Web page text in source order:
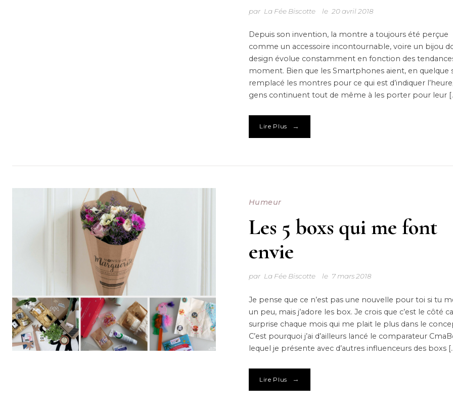
par La Fée Biscotte le 20 avril 2018
Depuis son invention, la montre a toujours été perçue
comme un accessoire incontournable, voire un bijou
design évolue constamment en fonction des
moment. Bien que les Smartphones aient, en quelque
remplacé les montres pour ce qui est d’indiquer
gens continuent tout de même à les porter pour leur
Lire Plus →
Humeur
Les 5 boxs qui me font
envie
par La Fée Biscotte le 7 mars 2018
Je pense que ce n’est pas une nouvelle pour toi si tu
un peu, mais j’adore les box. Je crois que c’est le côté
surprise chaque mois qui me plait le plus dans le
C’est pourquoi j’ai d’ailleurs lancé le comparateur
lequel je présente avec d’autres influenceurs des boxs
Lire Plus →